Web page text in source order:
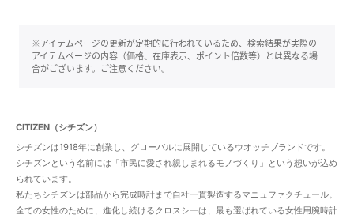
※アイテムページの更新が定期的に行われているため、検索結果が実際の
アイテムページの内容（価格、在庫表示、ポイント倍数等）とは異なる場
合がございます。ご注意ください。
CITIZEN（シチズン）
シチズンは1918年に創業し、グローバルに展開しているウオッチブランドです。
シチズンという名前には「市民に愛され親しまれるモノづくり」という想いが込め
られています。
私たちシチズンは部品から完成時計まで自社一貫製造するマニュファクチュール。
全ての女性のために、進化し続けるクロスシーは、最も選ばれている女性用腕時計